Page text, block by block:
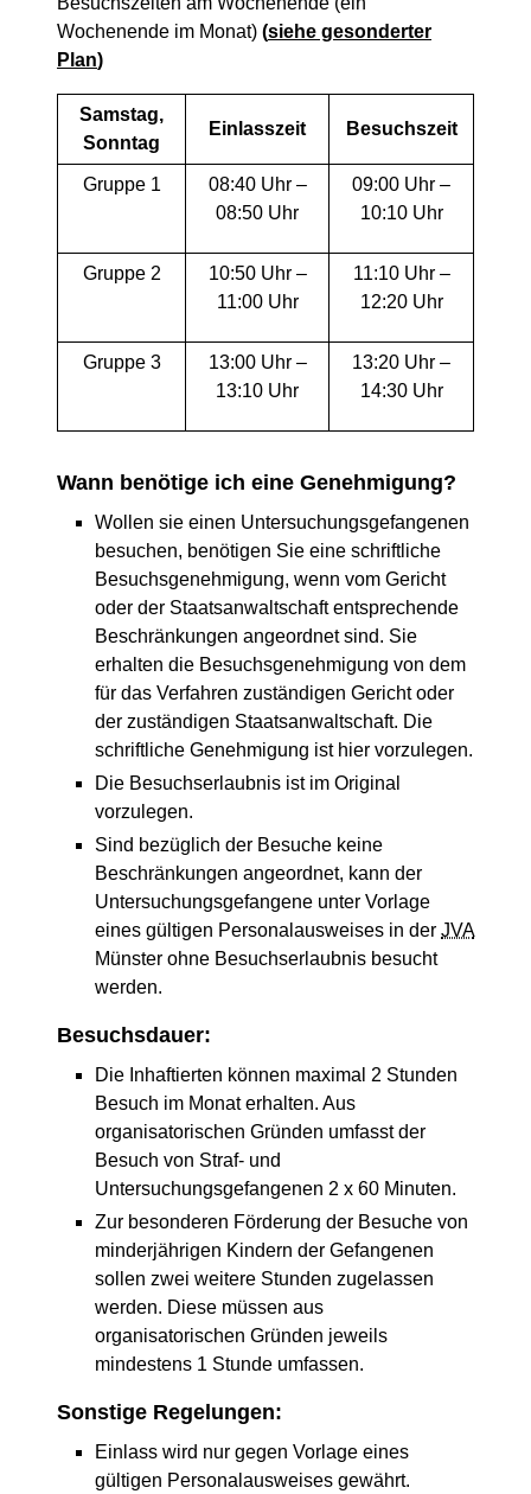
Wochenende im Monat) (siehe gesonderter
Plan)
Samstag,
Sonntag
Einlasszeit Besuchszeit
Gruppe 1
08:40 Uhr –
08:50 Uhr
09:00 Uhr –
10:10 Uhr
Gruppe 2
10:50 Uhr –
11:00 Uhr
11:10 Uhr –
12:20 Uhr
Gruppe 3
13:00 Uhr –
13:10 Uhr
13:20 Uhr –
14:30 Uhr
Wann benötige ich eine Genehmigung?
Wollen sie einen Untersuchungsgefangenen
besuchen, benötigen Sie eine schriftliche
Besuchsgenehmigung, wenn vom Gericht
oder der Staatsanwaltschaft entsprechende
Beschränkungen angeordnet sind. Sie
erhalten die Besuchsgenehmigung von dem
für das Verfahren zuständigen Gericht oder
der zuständigen Staatsanwaltschaft. Die
schriftliche Genehmigung ist hier vorzulegen.
Die Besuchserlaubnis ist im Original
vorzulegen.
Sind bezüglich der Besuche keine
Beschränkungen angeordnet, kann der
Untersuchungsgefangene unter Vorlage
eines gültigen Personalausweises in der JVA
Münster ohne Besuchserlaubnis besucht
werden.
Besuchsdauer:
Die Inhaftierten können maximal 2 Stunden
Besuch im Monat erhalten. Aus
organisatorischen Gründen umfasst der
Besuch von Straf- und
Untersuchungsgefangenen 2 x 60 Minuten.
Zur besonderen Förderung der Besuche von
minderjährigen Kindern der Gefangenen
sollen zwei weitere Stunden zugelassen
werden. Diese müssen aus
organisatorischen Gründen jeweils
mindestens 1 Stunde umfassen.
Sonstige Regelungen:
Einlass wird nur gegen Vorlage eines
gültigen Personalausweises gewährt.